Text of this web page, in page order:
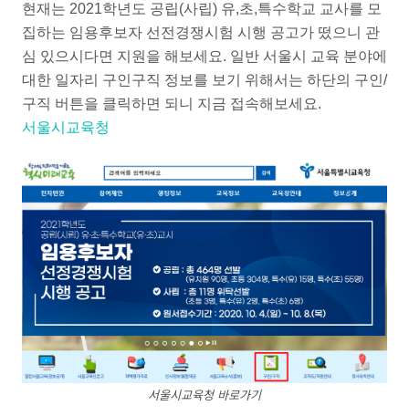
현재는 2021학년도 공립(사립) 유,초,특수학교 교사를 모
집하는 임용후보자 선전경쟁시험 시행 공고가 떴으니 관
심 있으시다면 지원을 해보세요. 일반 서울시 교육 분야에
대한 일자리 구인구직 정보를 보기 위해서는 하단의 구인/
구직 버튼을 클릭하면 되니 지금 접속해보세요.
서울시교육청
서울시교육청 바로가기